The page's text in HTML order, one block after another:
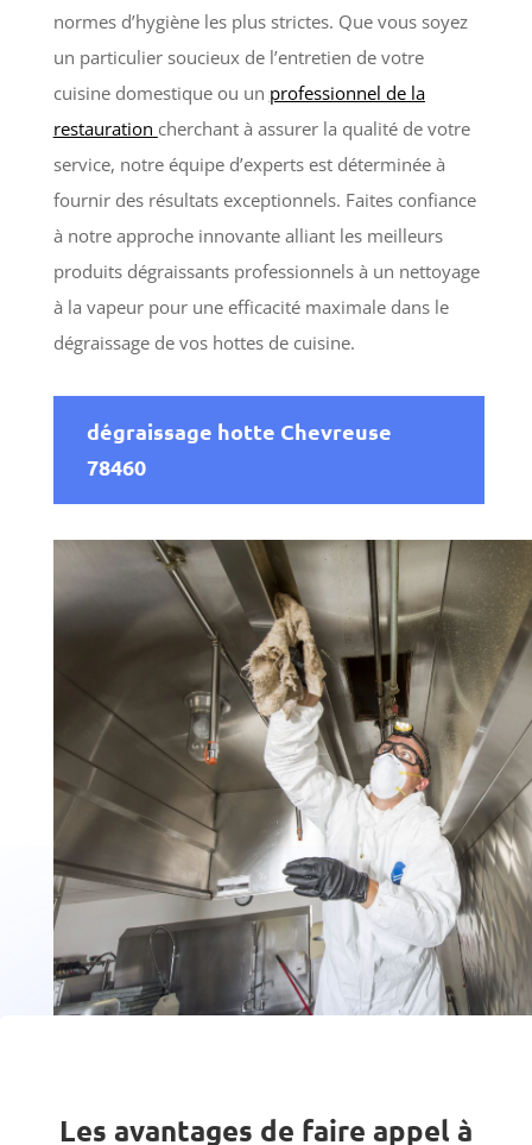
normes d’hygiène les plus strictes. Que vous soyez
un particulier soucieux de l’entretien de votre
cuisine domestique ou un professionnel de la
restauration cherchant à assurer la qualité de votre
service, notre équipe d’experts est déterminée à
fournir des résultats exceptionnels. Faites confiance
à notre approche innovante alliant les meilleurs
produits dégraissants professionnels à un nettoyage
à la vapeur pour une efficacité maximale dans le
dégraissage de vos hottes de cuisine.
dégraissage hotte Chevreuse
78460
Les avantages de faire appel à